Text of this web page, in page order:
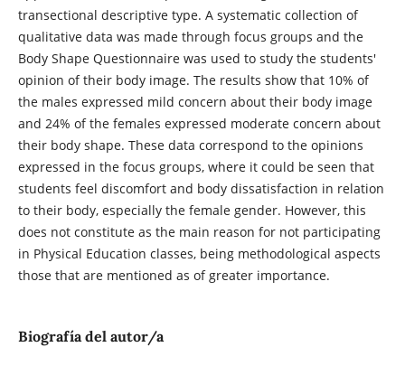
transectional descriptive type. A systematic collection of
qualitative data was made through focus groups and the
Body Shape Questionnaire was used to study the students'
opinion of their body image. The results show that 10% of
the males expressed mild concern about their body image
and 24% of the females expressed moderate concern about
their body shape. These data correspond to the opinions
expressed in the focus groups, where it could be seen that
students feel discomfort and body dissatisfaction in relation
to their body, especially the female gender. However, this
does not constitute as the main reason for not participating
in Physical Education classes, being methodological aspects
those that are mentioned as of greater importance.
Biografía del autor/a